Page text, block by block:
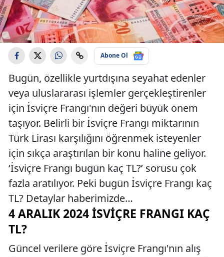
Abone Ol
Bugün, özellikle yurtdışına seyahat edenler
veya uluslararası işlemler gerçekleştirenler
için İsviçre Frangı'nın değeri büyük önem
taşıyor. Belirli bir İsviçre Frangı miktarının
Türk Lirası karşılığını öğrenmek isteyenler
için sıkça araştırılan bir konu haline geliyor.
‘İsviçre Frangı bugün kaç TL?’ sorusu çok
fazla aratılıyor. Peki bugün İsviçre Frangı kaç
TL? Detaylar haberimizde…
4 ARALIK 2024 İSVIÇRE FRANGI KAÇ
TL?
Güncel verilere göre İsviçre Frangı'nın alış